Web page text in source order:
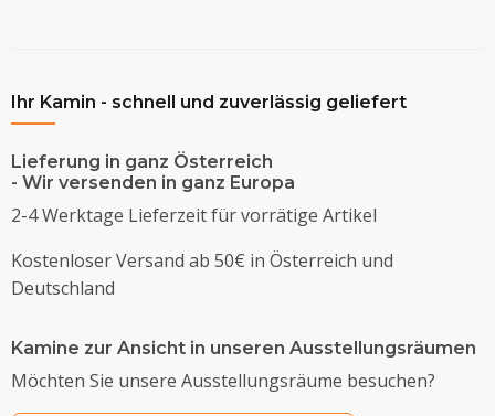
Ihr Kamin - schnell und zuverlässig geliefert
Lieferung in ganz Österreich
- Wir versenden in ganz Europa
2-4 Werktage Lieferzeit für vorrätige Artikel
Kostenloser Versand ab 50€ in Österreich und
Deutschland
Kamine zur Ansicht in unseren Ausstellungsräumen
Möchten Sie unsere Ausstellungsräume besuchen?